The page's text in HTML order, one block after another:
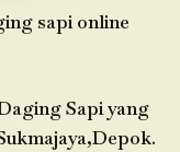
sapi online
Sapi yang